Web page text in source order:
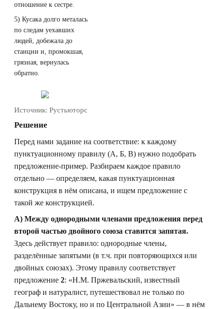
отношение к сестре.
5) Кусака долго металась
по следам уехавших
людей, добежала до
станции и, промокшая,
грязная, вернулась
обратно.
Источник: Рустьюторс
Решение
Перед нами задание на соответствие: к каждому
пунктуационному правилу (А, Б, В) нужно подобрать
предложение-пример. Разбираем каждое правило
отдельно — определяем, какая пунктуационная
конструкция в нём описана, и ищем предложение с
такой же конструкцией.
А) Между однородными членами предложения перед
второй частью двойного союза ставится запятая.
Здесь действует правило: однородные члены,
разделённые запятыми (в т.ч. при повторяющихся или
двойных союзах). Этому правилу соответствует
предложение 2: «Н.М. Пржевальский, известный
географ и натуралист, путешествовал не только по
Дальнему Востоку, но и по Центральной Азии» — в нём